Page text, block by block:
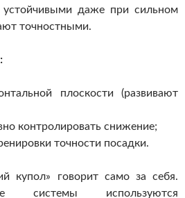
даже при сильном
точностными.
плоскости (развивают
контролировать снижение;
точности посадки.
купол» говорит само за себя.
системы используются